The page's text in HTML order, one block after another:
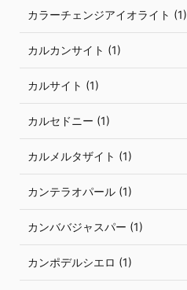
カラーチェンジアイオライト (1)
カルカンサイト (1)
カルサイト (1)
カルセドニー (1)
カルメルタザイト (1)
カンテラオパール (1)
カンババジャスパー (1)
カンポデルシエロ (1)